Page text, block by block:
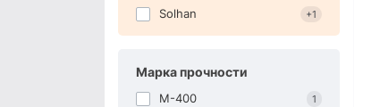
Solhan +1
Марка прочности
М-400 1